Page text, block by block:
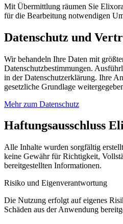
Mit Übermittlung räumen Sie
für die Bearbeitung notwendigen
Datenschutz und
Wir behandeln Ihre Daten mit
Datenschutzbestimmungen.
in der Datenschutzerklärung. Ihre
gesetzliche Grundlage
Mehr zum Datenschutz
Haftungsausschluss
Alle Inhalte wurden sorgfältig
keine Gewähr für Richtigkeit,
bereitgestellten Informationen.
Risiko und Eigenverantwortung
Die Nutzung erfolgt auf eigenes
Schäden aus der Anwendung